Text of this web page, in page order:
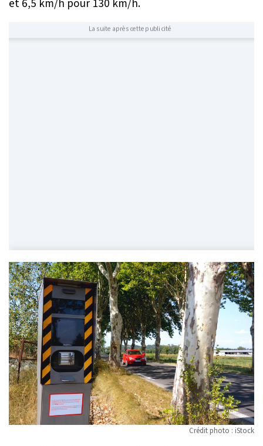
et 6,5 km/h pour 130 km/h.
La suite après cette publicité
Crédit photo : iStock